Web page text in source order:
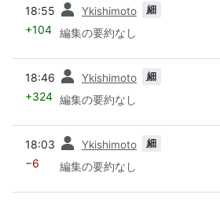
18:55 Ykishimoto 細
+104 編集の要約なし
18:46 Ykishimoto 細
+324 編集の要約なし
18:03 Ykishimoto 細
−6 編集の要約なし